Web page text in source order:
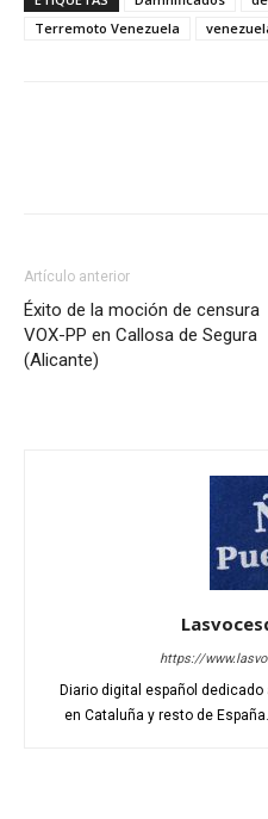
Terremoto Venezuela
Artículo anterior
Éxito de la moción de censura
VOX-PP en Callosa de Segura
(Alicante)
https://
Diario digital español
en Cataluña y resto de